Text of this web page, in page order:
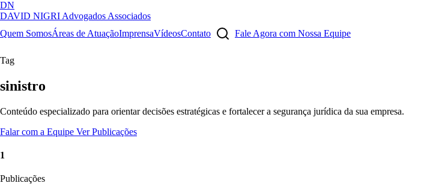
DN
DAVID NIGRI Advogados Associados
Quem SomosÁreas de AtuaçãoImprensaVídeosContato Fale Agora com Nossa Equipe
Artigos, sentenças, áreas de atuação, imprensa...
Tag
sinistro
Conteúdo especializado para orientar decisões estratégicas e fortalecer a segurança jurídica da sua empresa.
Falar com a Equipe Ver Publicações
1
Publicações